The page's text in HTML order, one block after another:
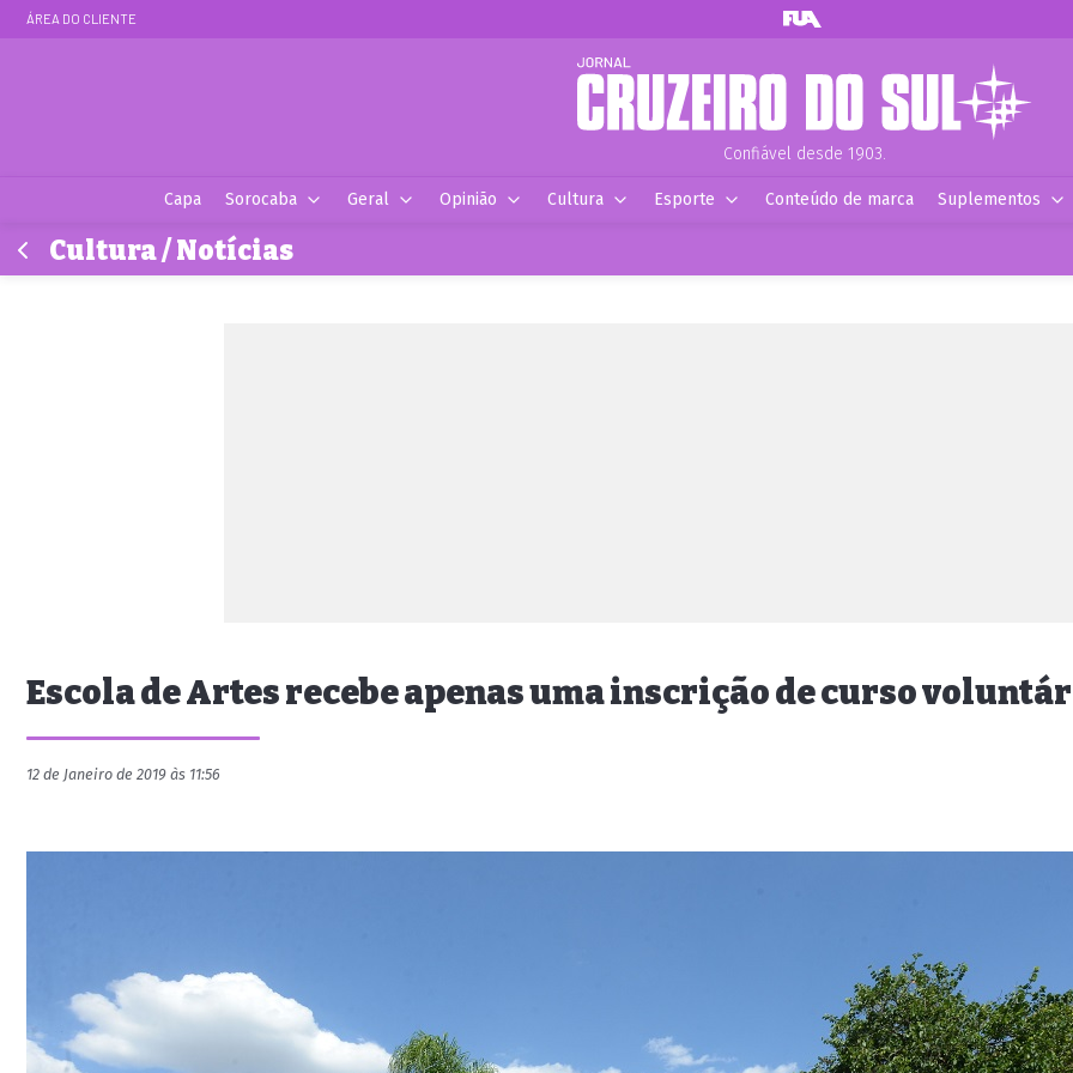
ÁREA DO CLIENTE
Confiável desde 1903.
Capa Sorocaba Geral Opinião Cultura Esporte Conteúdo de marca Suplementos
Cultura / Notícias
Escola de Artes recebe apenas uma inscrição de curso
12 de Janeiro de 2019 às 11:56